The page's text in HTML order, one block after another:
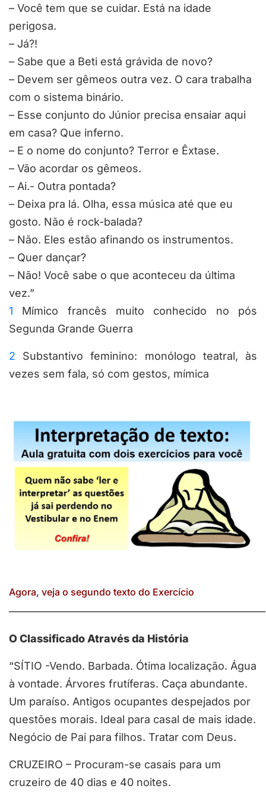
– Você tem que se cuidar. Está na idade
perigosa.
– Já?!
– Sabe que a Beti está grávida de novo?
– Devem ser gêmeos outra vez. O cara trabalha
com o sistema binário.
– Esse conjunto do Júnior precisa ensaiar aqui
em casa? Que inferno.
– E o nome do conjunto? Terror e Êxtase.
– Vão acordar os gêmeos.
– Ai.- Outra pontada?
– Deixa pra lá. Olha, essa música até que eu
gosto. Não é rock-balada?
– Não. Eles estão afinando os instrumentos.
– Quer dançar?
– Não! Você sabe o que aconteceu da última
vez.”
1 Mímico francês muito conhecido no pós
Segunda Grande Guerra
2 Substantivo feminino: monólogo teatral, às
vezes sem fala, só com gestos, mímica
Agora, veja o segundo texto do Exercício
O Classificado Através da História
“SÍTIO -Vendo. Barbada. Ótima localização. Água
à vontade. Árvores frutíferas. Caça abundante.
Um paraíso. Antigos ocupantes despejados por
questões morais. Ideal para casal de mais idade.
Negócio de Pai para filhos. Tratar com Deus.
CRUZEIRO – Procuram-se casais para um
cruzeiro de 40 dias e 40 noites.